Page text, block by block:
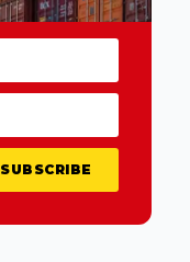
SUBSCRIBE